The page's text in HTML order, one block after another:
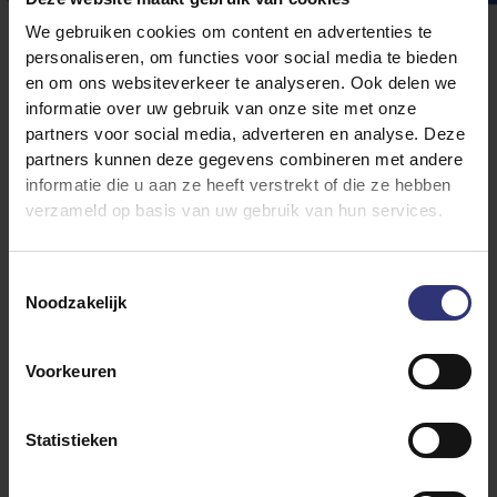
We gebruiken cookies om content en advertenties te
personaliseren, om functies voor social media te bieden
en om ons websiteverkeer te analyseren. Ook delen we
informatie over uw gebruik van onze site met onze
partners voor social media, adverteren en analyse. Deze
partners kunnen deze gegevens combineren met andere
informatie die u aan ze heeft verstrekt of die ze hebben
verzameld op basis van uw gebruik van hun services.
Noodzakelijk
Voorkeuren
Statistieken
Perfect voor allerlei
gerechten
Sticky rice is de vaste basis voor gerechten als nigiri,
maki en uramaki. Maar je kunt ‘m ook voor minder
California rolls. En
hij is onmisbaar in
Eigenlijk is sticky rijst perfect voor elk gerecht dat je
met stokjes wilt eten. En dankzij zijn zachtere textuur
voor desserts zoals
of sticky rice cakes.